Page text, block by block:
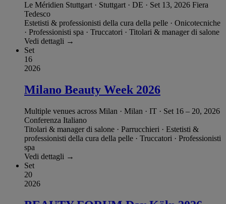
Le Méridien Stuttgart · Stuttgart · DE · Set 13, 2026 Fiera
Tedesco
Estetisti & professionisti della cura della pelle · Onicotecniche
· Professionisti spa · Truccatori · Titolari & manager di salone
Vedi dettagli →
Set
16
2026
Milano Beauty Week 2026
Multiple venues across Milan · Milan · IT · Set 16 – 20, 2026
Conferenza Italiano
Titolari & manager di salone · Parrucchieri · Estetisti &
professionisti della cura della pelle · Truccatori · Professionisti
spa
Vedi dettagli →
Set
20
2026